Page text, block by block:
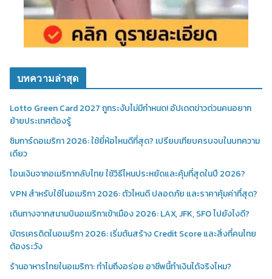
บทความล่าสุด
Lotto Green Card 2027 ถูกระงับไม่มีกำหนด! อัปเดตข่าวด่วนคนอยาก
ย้ายประเทศต้องรู้
ซิมการ์ดอเมริกา 2026: ใช้ยี่ห้อไหนดีที่สุด? เปรียบเทียบครบจบในบทความ
เดียว
โอนเงินจากอเมริกากลับไทย ใช้วิธีไหนประหยัดและคุ้มที่สุดในปี 2026?
VPN สำหรับใช้ในอเมริกา 2026: ตัวไหนดี ปลอดภัย และราคาคุ้มค่าที่สุด?
เดินทางจากสนามบินอเมริกาเข้าเมือง 2026: LAX, JFK, SFO ไปยังไงดี?
บัตรเครดิตในอเมริกา 2026: เริ่มต้นสร้าง Credit Score และสิ่งที่คนไทย
ต้องระวัง
ร้านอาหารไทยในอเมริกา: ทำไมถึงอร่อย อาชีพนี้ทำเงินได้จริงไหม?